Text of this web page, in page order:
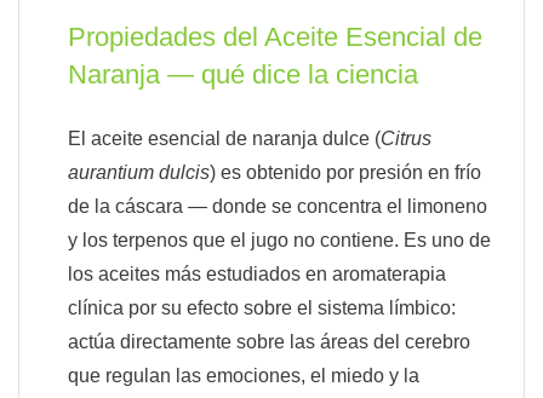
Propiedades del Aceite Esencial de
Naranja — qué dice la ciencia
El aceite esencial de naranja dulce (Citrus
aurantium dulcis) es obtenido por presión en frío
de la cáscara — donde se concentra el limoneno
y los terpenos que el jugo no contiene. Es uno de
los aceites más estudiados en aromaterapia
clínica por su efecto sobre el sistema límbico:
actúa directamente sobre las áreas del cerebro
que regulan las emociones, el miedo y la